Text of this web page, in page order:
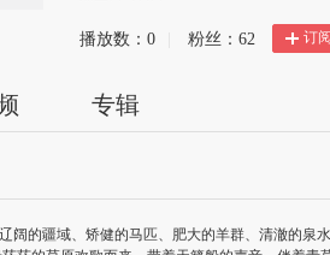
播放数： 0 粉丝： 62 订
专辑
的疆域、矫健的马匹、肥大的羊群、清澈的泉